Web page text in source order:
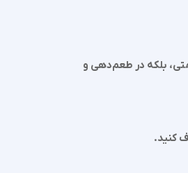
بلکه در طعم‌دهی و
کنید.